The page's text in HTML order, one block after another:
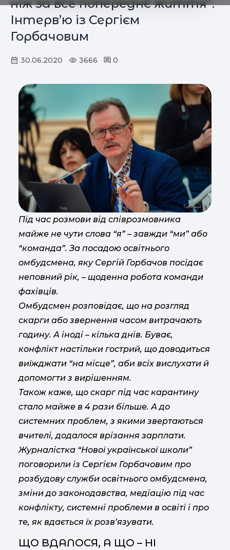
ніж за все попереднє життя”.
Інтерв’ю із Сергієм
Горбачовим
30.06.2020 3666 0
Під час розмови від співрозмовника
майже не чути слова “я” – завжди “ми” або
“команда”. За посадою освітнього
омбудсмена, яку Сергій Горбачов посідає
неповний рік, – щоденна робота команди
фахівців.
Омбудсмен розповідає, що на розгляд
скарги або звернення часом витрачають
годину. А іноді – кілька днів. Буває,
конфлікт настільки гострий, що доводиться
виїжджати “на місце”, аби всіх вислухати й
допомогти з вирішенням.
Також каже, що скарг під час карантину
стало майже в 4 рази більше. А до
системних проблем, з якими звертаються
вчителі, додалося врізання зарплати.
Журналістка “Нової української школи”
поговорили із Сергієм Горбачовим про
розбудову служби освітнього омбудсмена,
зміни до законодавства, медіацію під час
конфлікту, системні проблеми в освіті і про
те, як вдається їх розв’язувати.
ЩО ВДАЛОСЯ, А ЩО – НІ